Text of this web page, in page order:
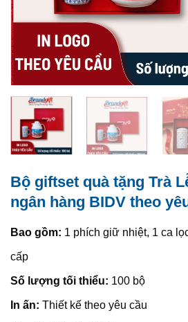
Bộ giftset quà tặng Trà
ngân hàng BIDV theo
Bao gồm: 1 phích giữ nhiệt, 1 ca
cấp
Số lượng tối thiểu: 100 bộ
In ấn: Thiết kế theo yêu cầu